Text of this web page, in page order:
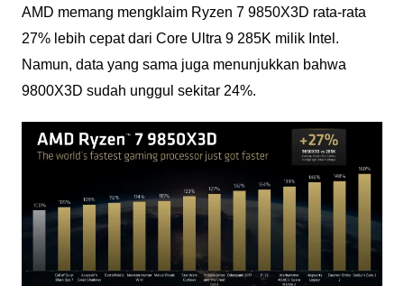
AMD memang mengklaim Ryzen 7 9850X3D rata-rata
27% lebih cepat dari Core Ultra 9 285K milik Intel.
Namun, data yang sama juga menunjukkan bahwa
9800X3D sudah unggul sekitar 24%.